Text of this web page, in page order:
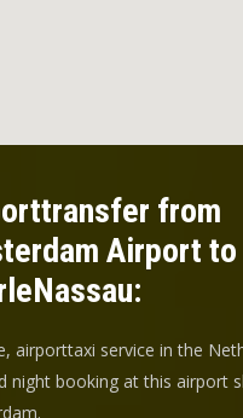
from
Airport to
airporttaxi service in the
night booking at this airport